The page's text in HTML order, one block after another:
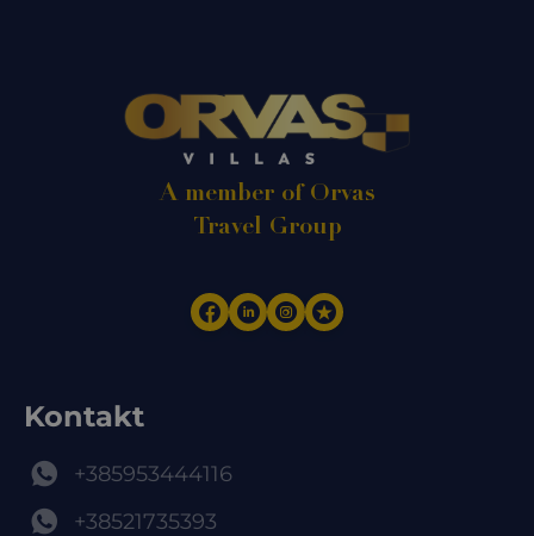
A member of Orvas
Travel Group
Kontakt
+385953444116
+38521735393